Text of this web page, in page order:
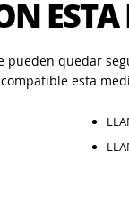
pueden quedar
esta